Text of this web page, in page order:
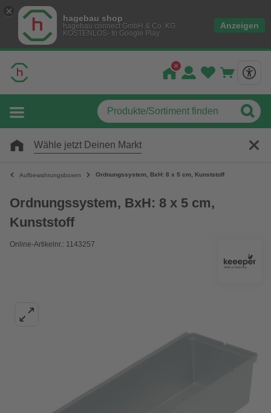
hagebau shop
hagebau connect GmbH & Co. KG
KOSTENLOS- In Google Play
Anzeigen
Wähle jetzt Deinen Markt
Aufbewahrungsboxen Ordnungssystem, BxH: 8 x 5 cm, Kunststoff
Ordnungssystem, BxH: 8 x 5 cm,
Kunststoff
Online-Artikelnr.: 1143257